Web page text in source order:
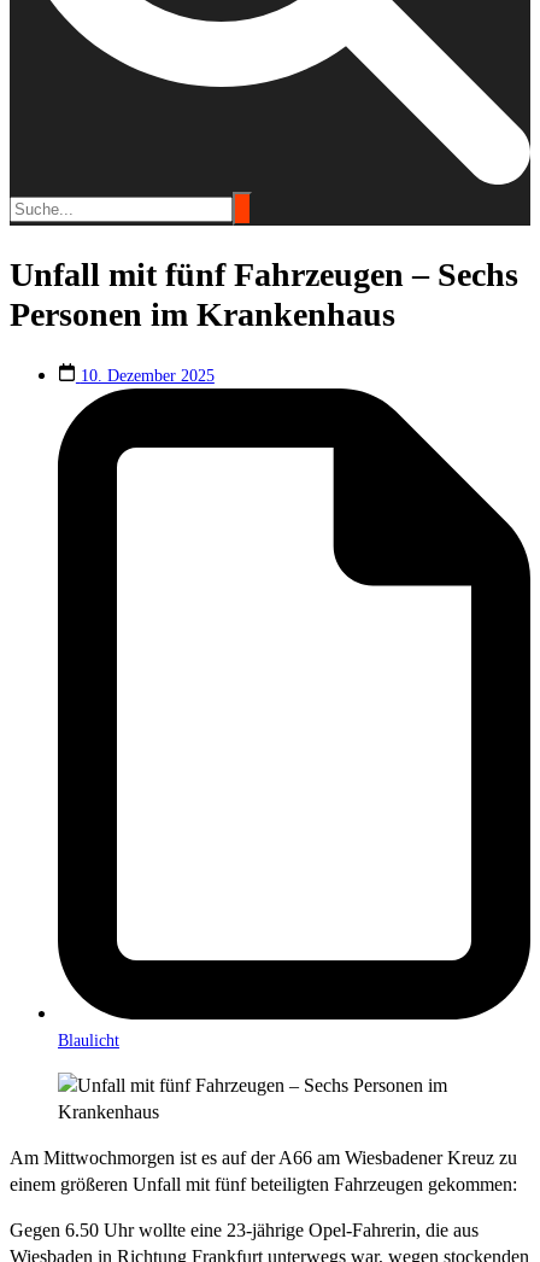
Unfall mit fünf Fahrzeugen – Sechs
Personen im Krankenhaus
10. Dezember 2025
Blaulicht
Am Mittwochmorgen ist es auf der A66 am Wiesbadener Kreuz zu
einem größeren Unfall mit fünf beteiligten Fahrzeugen gekommen:
Gegen 6.50 Uhr wollte eine 23-jährige Opel-Fahrerin, die aus
Wiesbaden in Richtung Frankfurt unterwegs war, wegen stockenden